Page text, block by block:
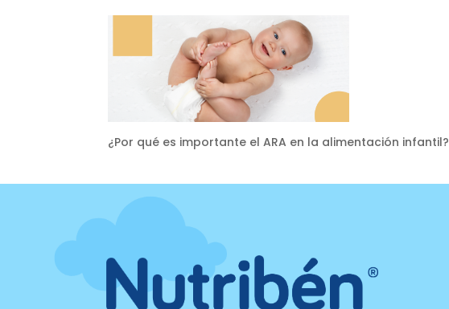
¿Por qué es importante el ARA en la alimentación infantil?